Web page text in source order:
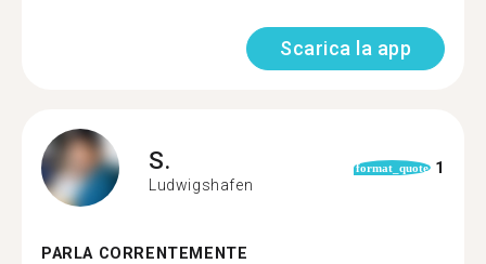
Scarica la app
S.
Ludwigshafen
format_quote 1
PARLA CORRENTEMENTE